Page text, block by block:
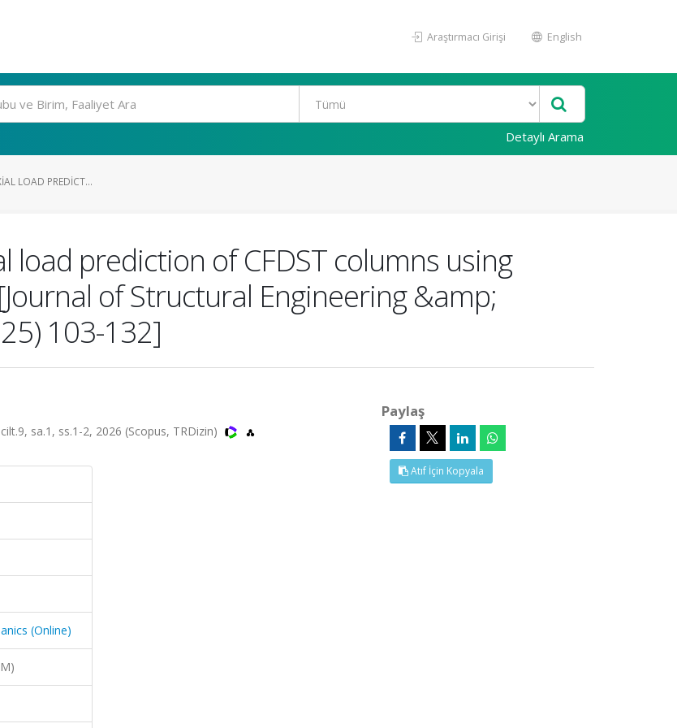
Araştırmacı Girişi English
Detaylı Arama
LOAD PREDICT...
load prediction of CFDST columns using
of Structural Engineering &amp;
103-132]
sa.1, ss.1-2, 2026 (Scopus, TRDizin)
(Online)
Paylaş
Atıf İçin Kopyala